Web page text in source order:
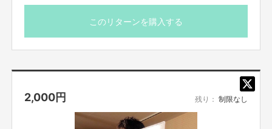
このリターンを購入する
2,000円 残り： 制限なし